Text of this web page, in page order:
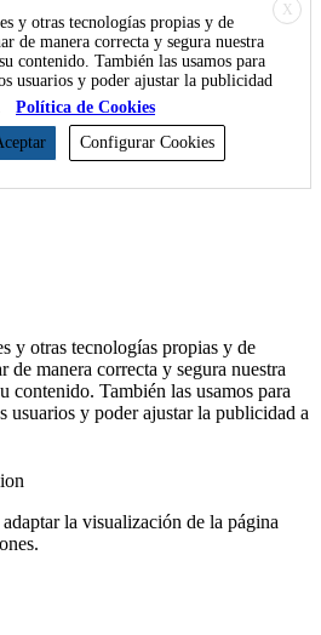
X
y otras tecnologías propias y de
de manera correcta y segura nuestra
contenido. También las usamos para
usuarios y poder ajustar la publicidad
Política de Cookies
Configurar Cookies
y otras tecnologías propias y de
de manera correcta y segura nuestra
contenido. También las usamos para
usuarios y poder ajustar la publicidad a
la visualización de la página